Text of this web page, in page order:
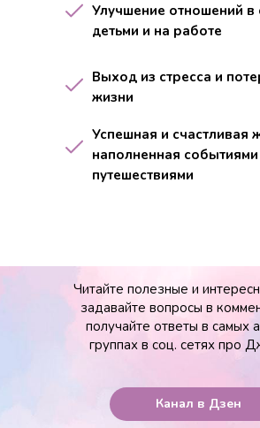
Выход из стресса и
жизни
Улучшение отношений в
детьми и на работе
Успешная и счастливая
наполненная событиями
путешествиями
Читайте полезные и
задавайте вопросы в
получайте ответы в самых
группах в соц. сетях про
Канал в Дзен